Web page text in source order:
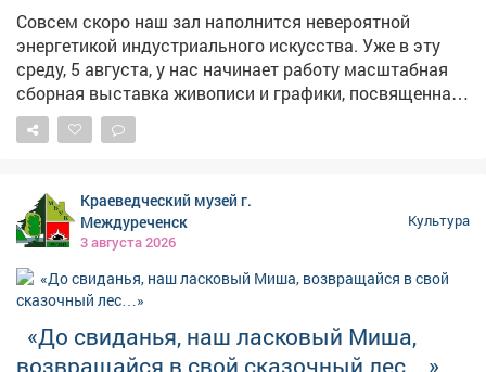
Совсем скоро наш зал наполнится невероятной
энергетикой индустриального искусства. Уже в эту
среду, 5 августа, у нас начинает работу масштабная
сборная выставка живописи и графики, посвященная
труду, силе духа и суровой красоте шахтерского края.
Для Междуреченска это особенная, глубоко личная
картина, а дань уважения тем, кто ежедневно
спускается под землю. ✨ Что вас ждет на
экспозиции? 🔸 Мощные индустриальные пейзажи:
подземные лабиринты, переданные экспрессивными
мазками живописи. 🔸 Пронзительная графика:
портреты героев с сильным характером, где в каждой
линии читаются воля и преданность своему делу. 🔸
Краеведческий музей г.
Междуреченск
3 августа 2026
Культура
«До свиданья, наш ласковый Миша,
возвращайся в свой сказочный лес…»